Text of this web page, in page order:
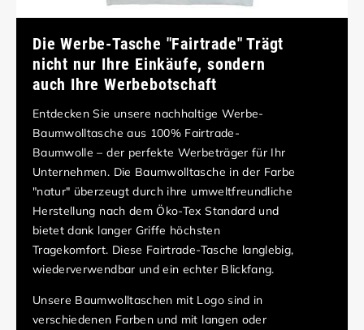
Die Werbe-Tasche "Fairtrade" Trägt
nicht nur Ihre Einkäufe, sondern
auch Ihre Werbebotschaft
Entdecken Sie unsere nachhaltige Werbe-
Baumwolltasche aus 100% Fairtrade-
Baumwolle – der perfekte Werbeträger für Ihr
Unternehmen. Die Baumwolltasche in der Farbe
"natur" überzeugt durch ihre umweltfreundliche
Herstellung nach dem Öko-Tex Standard und
bietet dank langer Griffe höchsten
Tragekomfort. Diese Fairtrade-Tasche langlebig,
wiederverwendbar und ein echter Blickfang.
Unsere Baumwolltaschen mit Logo sind in
verschiedenen Farben und mit langen oder